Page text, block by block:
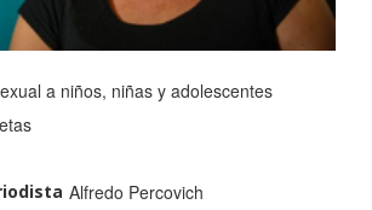
a niños, niñas y adolescentes
Alfredo Percovich